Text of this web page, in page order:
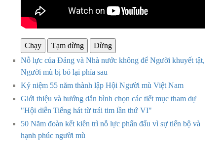
Chạy Tạm dừng
Dừng
Nỗ lực của Đảng và Nhà nước không để Người khuyết tật,
Người mù bị bỏ lại phía sau
Kỷ niệm 55 năm thành lập Hội Người mù Việt Nam
Giới thiệu và hướng dẫn bình chọn các tiết mục tham dự
"Hội diễn Tiếng hát từ trái tim lần thứ VI"
50 Năm đoàn kết kiên trì nỗ lực phấn đấu vì sự tiến bộ và
hạnh phúc người mù